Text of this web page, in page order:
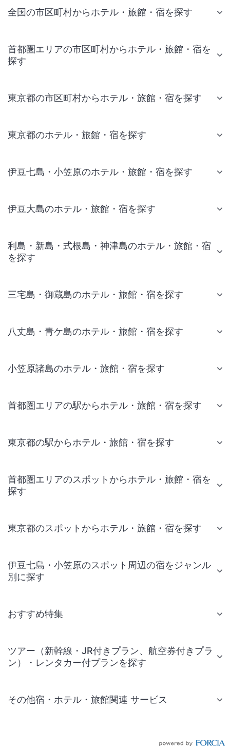
全国の市区町村からホテル・旅館・宿を探す
首都圏エリアの市区町村からホテル・旅館・宿を
探す
東京都の市区町村からホテル・旅館・宿を探す
東京都のホテル・旅館・宿を探す
伊豆七島・小笠原のホテル・旅館・宿を探す
伊豆大島のホテル・旅館・宿を探す
利島・新島・式根島・神津島のホテル・旅館・宿
を探す
三宅島・御蔵島のホテル・旅館・宿を探す
八丈島・青ケ島のホテル・旅館・宿を探す
小笠原諸島のホテル・旅館・宿を探す
首都圏エリアの駅からホテル・旅館・宿を探す
東京都の駅からホテル・旅館・宿を探す
首都圏エリアのスポットからホテル・旅館・宿を
探す
東京都のスポットからホテル・旅館・宿を探す
伊豆七島・小笠原のスポット周辺の宿をジャンル
別に探す
おすすめ特集
ツアー（新幹線・JR付きプラン、航空券付きプラ
ン）・レンタカー付プランを探す
その他宿・ホテル・旅館関連 サービス